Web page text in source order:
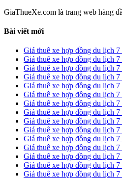
GiaThueXe.com là trang web hàng
Bài viết mới
Giá thuê xe hợp đồng du lịch
Giá thuê xe hợp đồng du lịch
Giá thuê xe hợp đồng du lịch
Giá thuê xe hợp đồng du lịch
Giá thuê xe hợp đồng du lịch
Giá thuê xe hợp đồng du lịch
Giá thuê xe hợp đồng du lịch
Giá thuê xe hợp đồng du lịch
Giá thuê xe hợp đồng du lịch
Giá thuê xe hợp đồng du lịch
Giá thuê xe hợp đồng du lịch
Giá thuê xe hợp đồng du lịch
Giá thuê xe hợp đồng du lịch
Giá thuê xe hợp đồng du lịch
Giá thuê xe hợp đồng du lịch